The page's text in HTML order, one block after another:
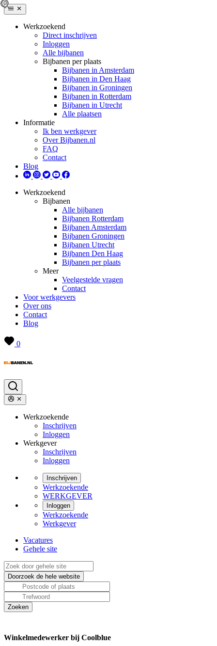
Werkzoekend
Direct inschrijven
Inloggen
Alle bijbanen
Bijbanen per plaats
Bijbanen in Amsterdam
Bijbanen in Den Haag
Bijbanen in Groningen
Bijbanen in Rotterdam
Bijbanen in Utrecht
Alle plaatsen
Informatie
Ik ben werkgever
Over Bijbanen.nl
FAQ
Contact
Blog
Werkzoekend
Bijbanen
Alle bijbanen
Bijbanen Rotterdam
Bijbanen Amsterdam
Bijbanen Groningen
Bijbanen Utrecht
Bijbanen Den Haag
Bijbanen per plaats
Meer
Veelgestelde vragen
Contact
Voor werkgevers
Over ons
Contact
Blog
0
Werkzoekende
Inschrijven
Inloggen
Werkgever
Inschrijven
Inloggen
Inschrijven
Werkzoekende
WERKGEVER
Inloggen
Werkzoekende
Werkgever
Vacatures
Gehele site
Winkelmedewerker bij Coolblue